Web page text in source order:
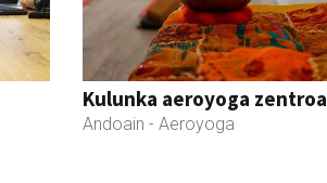
Kulunka aeroyoga zentroa
Andoain - Aeroyoga